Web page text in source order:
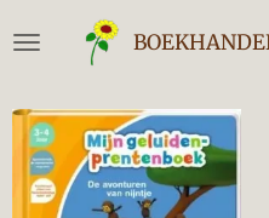
direct
de
hoofdinhoud